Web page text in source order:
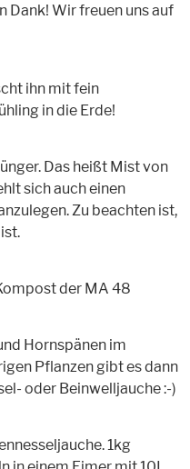
Dank! Wir freuen uns auf
ihn mit fein
in die Erde!
Das heißt Mist von
sich auch einen
Zu beachten ist,
der MA 48
Hornspänen im
Pflanzen gibt es dann
oder Beinwelljauche :-)
1kg